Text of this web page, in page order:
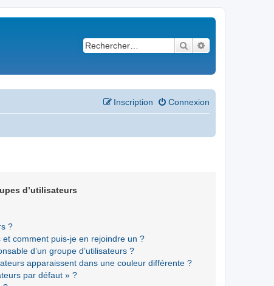
Rechercher
Connexion
Inscription
d’utilisateurs
?
et comment puis-je en rejoindre un ?
d’un groupe d’utilisateurs ?
apparaissent dans une couleur différente ?
par défaut » ?